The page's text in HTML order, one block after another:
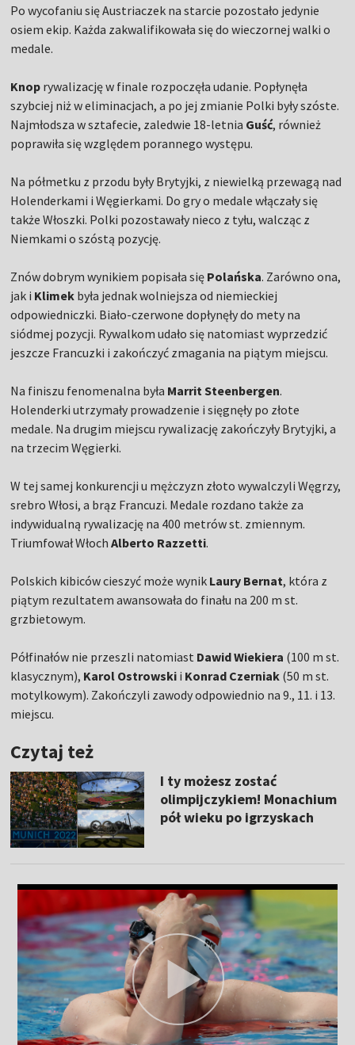
Po wycofaniu się Austriaczek na starcie pozostało jedynie
osiem ekip. Każda zakwalifikowała się do wieczornej walki o
medale.
Knop rywalizację w finale rozpoczęła udanie. Popłynęła
szybciej niż w eliminacjach, a po jej zmianie Polki były szóste.
Najmłodsza w sztafecie, zaledwie 18-letnia Guść, również
poprawiła się względem porannego występu.
Na półmetku z przodu były Brytyjki, z niewielką przewagą nad
Holenderkami i Węgierkami. Do gry o medale włączały się
także Włoszki. Polki pozostawały nieco z tyłu, walcząc z
Niemkami o szóstą pozycję.
Znów dobrym wynikiem popisała się Polańska. Zarówno ona,
jak i Klimek była jednak wolniejsza od niemieckiej
odpowiedniczki. Biało-czerwone dopłynęły do mety na
siódmej pozycji. Rywalkom udało się natomiast wyprzedzić
jeszcze Francuzki i zakończyć zmagania na piątym miejscu.
Na finiszu fenomenalna była Marrit Steenbergen.
Holenderki utrzymały prowadzenie i sięgnęły po złote
medale. Na drugim miejscu rywalizację zakończyły Brytyjki, a
na trzecim Węgierki.
W tej samej konkurencji u mężczyzn złoto wywalczyli Węgrzy,
srebro Włosi, a brąz Francuzi. Medale rozdano także za
indywidualną rywalizację na 400 metrów st. zmiennym.
Triumfował WłochAlberto Razzetti.
Polskich kibiców cieszyć może wynik Laury Bernat, która z
piątym rezultatem awansowała do finału na 200 m st.
grzbietowym.
Półfinałów nie przeszli natomiast Dawid Wiekiera (100 m st.
klasycznym), Karol Ostrowski i Konrad Czerniak (50 m st.
motylkowym). Zakończyli zawody odpowiednio na 9., 11. i 13.
miejscu.
Czytaj też
I ty możesz zostać
olimpijczykiem! Monachium
pół wieku po igrzyskach